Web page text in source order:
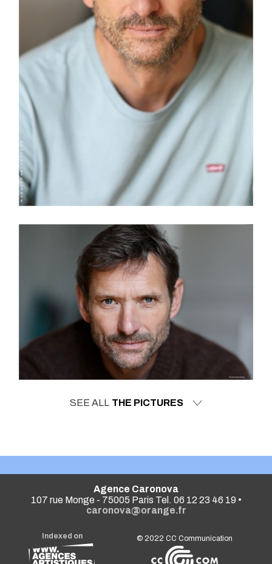
SEE ALL THE PICTURES
Agence Caronova
107 rue Monge - 75005 Paris Tel. 06 12 23 46 19 •
caronova@orange.fr
Indexed on © 2022CC Communication